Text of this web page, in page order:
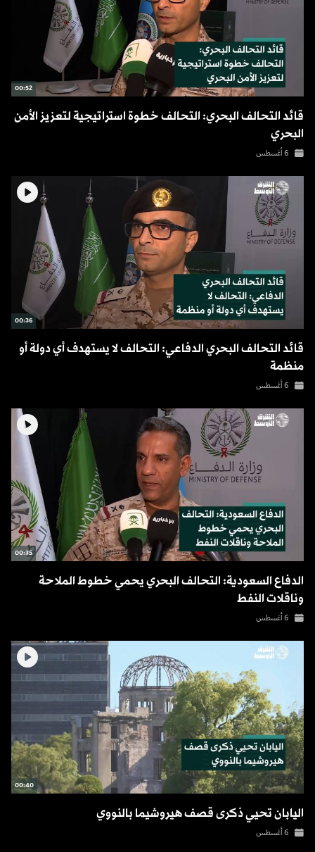
00:52
قائد التحالف البحري: التحالف خطوة استراتيجية لتعزيز الأمن
البحري
6 أغسطس
00:36
قائد التحالف البحري الدفاعي: التحالف لا يستهدف أي دولة أو
منظمة
6 أغسطس
00:35
الدفاع السعودية: التحالف البحري يحمي خطوط الملاحة
وناقلات النفط
6 أغسطس
00:40
اليابان تحيي ذكرى قصف هيروشيما بالنووي
6 أغسطس